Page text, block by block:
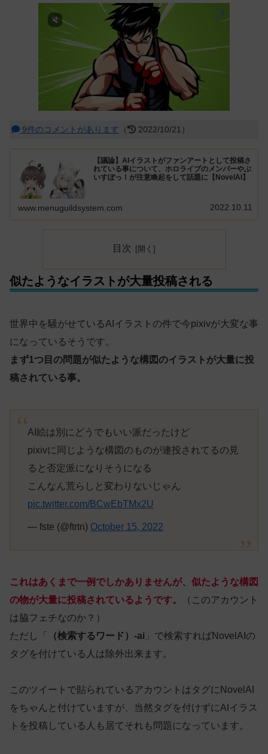
9件のコメントがあります （ 2022/10/21）
【議論】AIイラストがファンアートとして投稿さ
れている事について、ホロライブのメンバーやぶ
いすぽっ！が注意喚起をして話題に【NovelAI】
www.menuguildsystem.com 2022.10.11
目次
似たようなイラストが大量投稿される
世界中を騒がせているAIイラストの件で今pixivが大変な事
になっているそうです。
まず1つ目の問題が似たような構図のイラストが大量に投
稿されている事。
AI絵は別にどうでもいい派だったけど
pixivに同じような構図のものが連投されてるの見
ると否定派になりそうになる
こんなん荒らしと変わりないじゃん
pic.twitter.com/BCwEbTMx2U
— fste (@ftrtn) October 15, 2022
これはあくまで一例でしかありませんが、似たような構図
の物が大量に投稿されているようです。
（このアカウント
は脇フェチなのか？）
ただし「
（検索するワード）-ai 」で検索すればNovelAIの
タグを付けている人は除外出来ます。
このツイートで貼られているアカウントはタグにNovelAI
をちゃんと付けていますが、当然タグを付けずにAIイラス
トを投稿している人も居てそれも問題になっています。